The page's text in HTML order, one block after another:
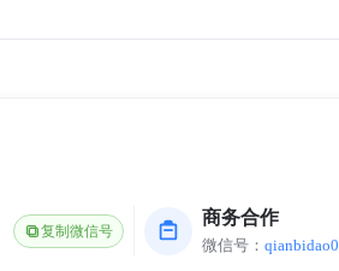
复制微信号
商务合作
微信号：